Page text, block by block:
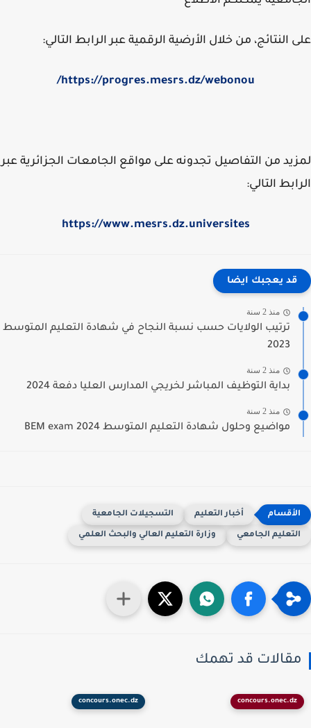
النتائج، من خلال الأرضية الرقمية عبر الرابط التالي:
https://progres.mesrs.dz/webonou/
من التفاصيل تجدونه على مواقع الجامعات الجزائرية عبر
التالي:
https://www.mesrs.dz.universites
قد يعجبك ايضا
منذ 2 سنة
ترتيب الولايات حسب نسبة النجاح في شهادة التعليم المتوسط
2023
منذ 2 سنة
بداية التوظيف المباشر لخريجي المدارس العليا دفعة 2024
منذ 2 سنة
مواضيع وحلول شهادة التعليم المتوسط 2024 BEM exam
أخبار التعليم التسجيلات الجامعية
الجامعي وزارة التعليم العالي والبحث العلمي
قد تهمك
concours.onec.dz
concours.onec.dz